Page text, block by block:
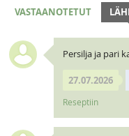
KOTIKOKIT
VASTAANOTETUT
Persilja ja pari
27.07.2026
Reseptiin